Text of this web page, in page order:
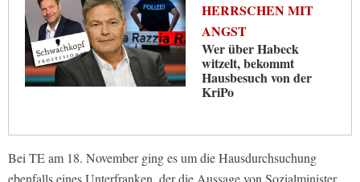
HERRSCHEN MIT
ANGST
Wer über Habeck
witzelt, bekommt
Hausbesuch von der
KriPo
Bei TE am 18. November ging es um die Hausdurchsuchung